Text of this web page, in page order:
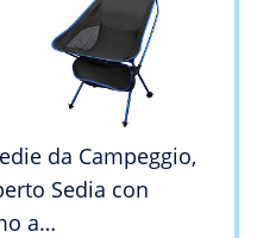
da Campeggio,
Sedia con
a